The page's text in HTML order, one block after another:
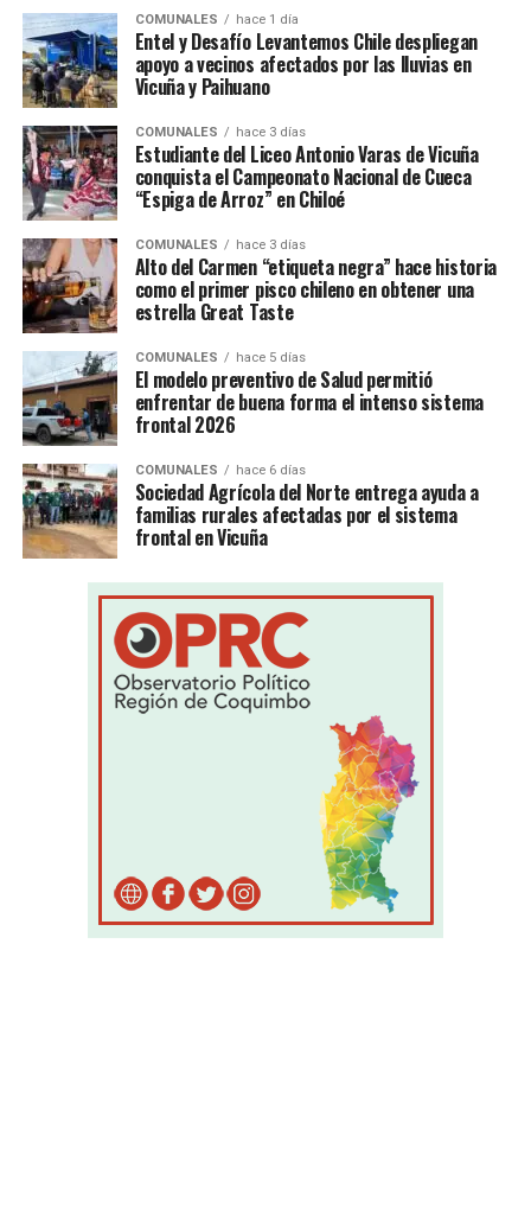
COMUNALES hace 1 día
Entel y Desafío Levantemos Chile despliegan
apoyo a vecinos afectados por las lluvias en
Vicuña y Paihuano
COMUNALES hace 3 días
Estudiante del Liceo Antonio Varas de Vicuña
conquista el Campeonato Nacional de Cueca
“Espiga de Arroz” en Chiloé
COMUNALES hace 3 días
Alto del Carmen “etiqueta negra” hace historia
como el primer pisco chileno en obtener una
estrella Great Taste
COMUNALES hace 5 días
El modelo preventivo de Salud permitió
enfrentar de buena forma el intenso sistema
frontal 2026
COMUNALES hace 6 días
Sociedad Agrícola del Norte entrega ayuda a
familias rurales afectadas por el sistema
frontal en Vicuña